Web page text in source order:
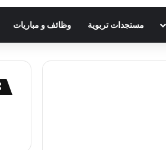
مستجدات تربوية وظائف و مباريات